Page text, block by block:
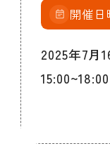
メン
メルマガ登録
関西デザイ
開催日
2025年7